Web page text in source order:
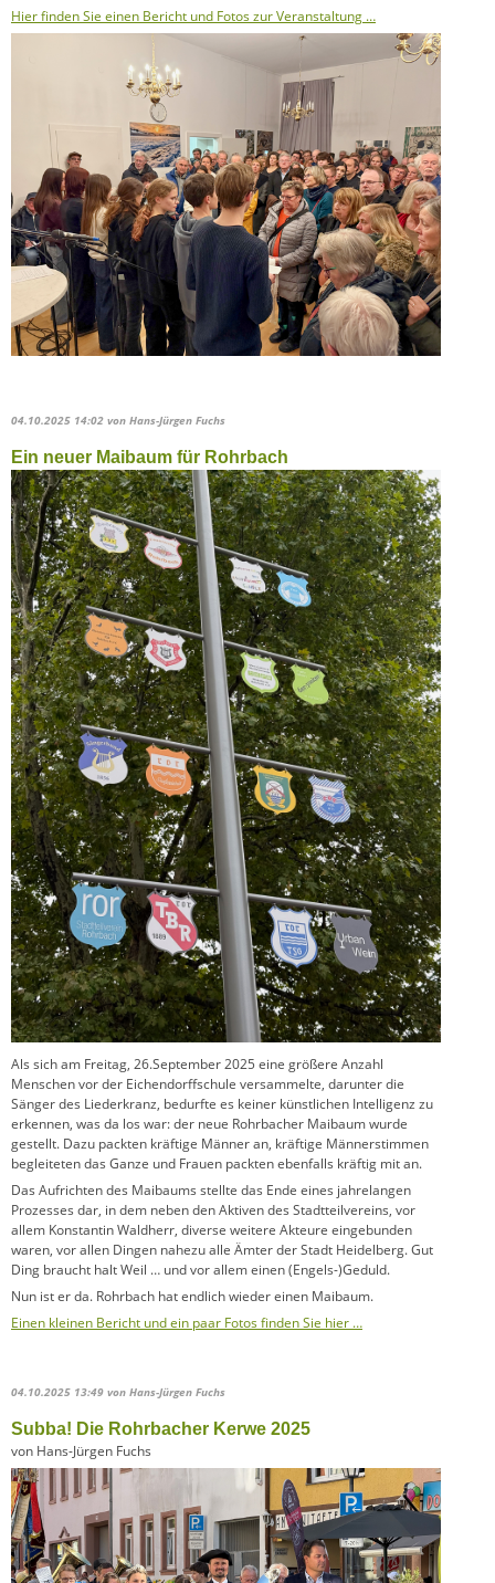
Hier finden Sie einen Bericht und Fotos zur Veranstaltung …
04.10.2025 14:02 von Hans-Jürgen Fuchs
Ein neuer Maibaum für Rohrbach
Als sich am Freitag, 26.September 2025 eine größere Anzahl
Menschen vor der Eichendorffschule versammelte, darunter die
Sänger des Liederkranz, bedurfte es keiner künstlichen Intelligenz zu
erkennen, was da los war: der neue Rohrbacher Maibaum wurde
gestellt. Dazu packten kräftige Männer an, kräftige Männerstimmen
begleiteten das Ganze und Frauen packten ebenfalls kräftig mit an.
Das Aufrichten des Maibaums stellte das Ende eines jahrelangen
Prozesses dar, in dem neben den Aktiven des Stadtteilvereins, vor
allem Konstantin Waldherr, diverse weitere Akteure eingebunden
waren, vor allen Dingen nahezu alle Ämter der Stadt Heidelberg. Gut
Ding braucht halt Weil … und vor allem einen (Engels-)Geduld.
Nun ist er da. Rohrbach hat endlich wieder einen Maibaum.
Einen kleinen Bericht und ein paar Fotos finden Sie hier …
04.10.2025 13:49 von Hans-Jürgen Fuchs
Subba! Die Rohrbacher Kerwe 2025
von Hans-Jürgen Fuchs